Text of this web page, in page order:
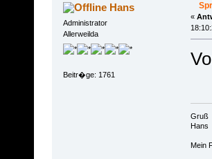
Hans
Administrator
Allerweilda
Beitr�ge: 1761
«
Gruß
Hans
Mein